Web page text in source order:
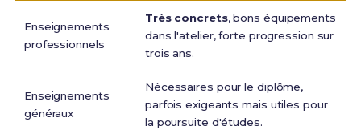
Enseignements
professionnels
Très concrets, bons équipements
dans l'atelier, forte progression sur
trois ans.
Enseignements
généraux
Nécessaires pour le diplôme,
parfois exigeants mais utiles pour
la poursuite d'études.